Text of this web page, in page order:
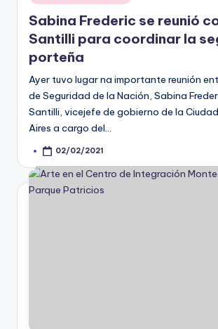
in
Sabina Frederic se reunió
Santilli para coordinar la
porteña
Ayer tuvo lugar na importante reunión
de Seguridad de la Nación, Sabina
Santilli, vicejefe de gobierno de la
Aires a cargo del…
Posted02/02/2021